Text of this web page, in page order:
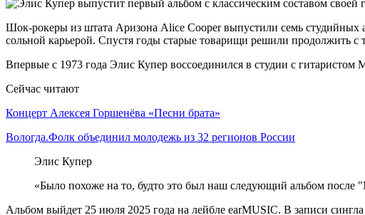
Шок-рокеры из штата Аризона Alice Cooper выпустили семь студийных
сольной карьерой. Спустя годы старые товарищи решили продолжить с
Впервые с 1973 года Элис Купер воссоединился в студии с
Сейчас читают
Концерт Алексея Горшенёва «Песни брата»
Вологда.Фолк объединил молодежь из 32 регионов России
Элис Купер
«Было похоже на то, будто это был наш следующий альбом после
Альбом выйдет 25 июля 2025 года на лейбле earMUSIC. В записи